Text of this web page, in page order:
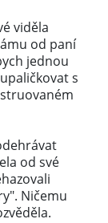
viděla
od paní
jednou
s
od své
Ničemu